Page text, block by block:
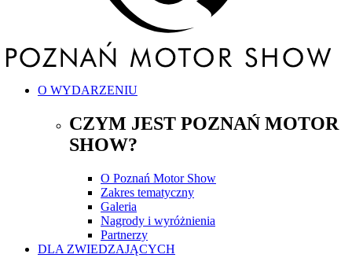
O WYDARZENIU
CZYM JEST POZNAŃ MOTOR
SHOW?
O Poznań Motor Show
Zakres tematyczny
Galeria
Nagrody i wyróżnienia
Partnerzy
DLA ZWIEDZAJĄCYCH